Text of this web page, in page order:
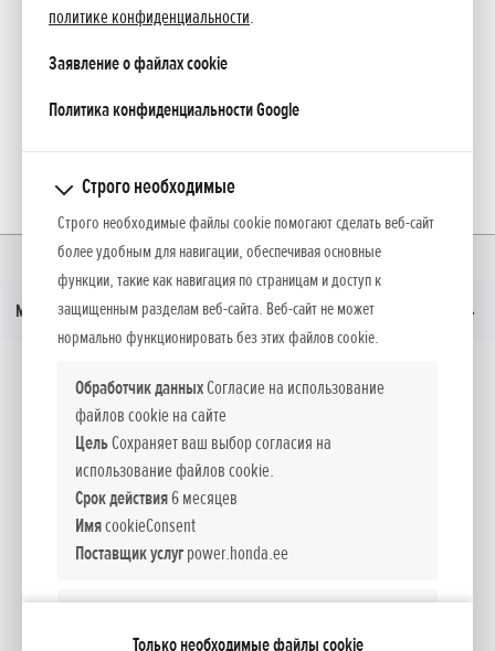
политике конфиденциальности.
Заявление о файлах cookie
Политика конфиденциальности Googleopens in a new tab
Строго необходимые
Строго необходимые файлы cookie помогают сделать веб-сайт
более удобным для навигации, обеспечивая основные
функции, такие как навигация по страницам и доступ к
защищенным разделам веб-сайта. Веб-сайт не может
нормально функционировать без этих файлов cookie.
Обработчик данныхСогласие на использование
файлов cookie на сайте
ЦельСохраняет ваш выбор согласия на
использование файлов cookie.
Срок действия6 месяцев
ИмяcookieConsent
Поставщик услугpower.honda.ee
Поддерживает сеанс работы на веб-сайте и
Только необходимые файлы cookie
которого была разыграна газонокосилка мечты Honda.
Главная Новocти Тест газонокосилок Honda в журнале Kodukiri. Vol 2.
Меню